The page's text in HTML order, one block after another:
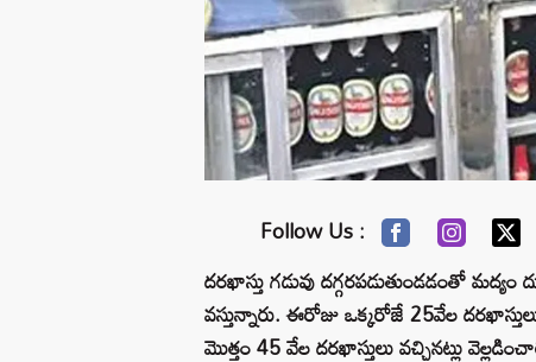
Follow Us :
దరఖాస్తు గడువు దగ్గరపడుతుండడంతో
వస్తున్నారు. ఈరోజు ఒక్కరోజే 25వేల
మొత్తం 45 వేల దరఖాస్తులు వచ్చినట్లు